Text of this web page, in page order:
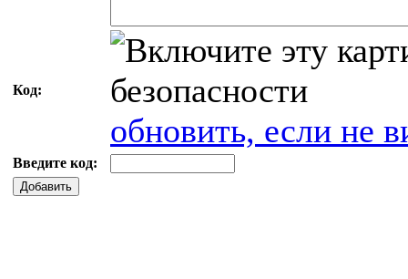
Код:
обновить, если не
Введите код:
Добавить